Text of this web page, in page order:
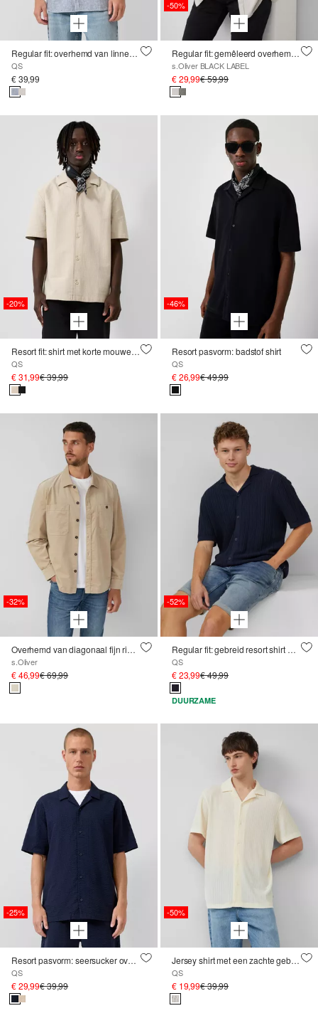
Regular fit: overhemd van linnenmix
QS
€ 39,99
-50%
Regular fit: gemêleerd overhemd met korte mouwen van een linnenmix
s.Oliver BLACK LABEL
€ 29,99€ 59,99
-20%
Resort fit: shirt met korte mouwen en structuur
QS
€ 31,99€ 39,99
-46%
Resort pasvorm: badstof shirt
QS
€ 26,99€ 49,99
-32%
Overhemd van diagonaal fijn ribfluweel
s.Oliver
€ 46,99€ 69,99
-52%
Regular fit: gebreid resort shirt met structuur
QS
€ 23,99€ 49,99
DUURZAME
-25%
Resort pasvorm: seersucker overhemd
QS
€ 29,99€ 39,99
-50%
Jersey shirt met een zachte gebreide textuur
QS
€ 19,99€ 39,99